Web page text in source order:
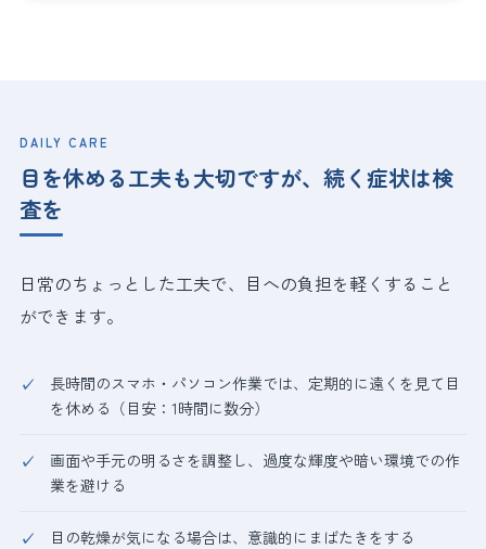
DAILY CARE
目を休める工夫も大切ですが、続く症状は検
査を
日常のちょっとした工夫で、目への負担を軽くすること
ができます。
長時間のスマホ・パソコン作業では、定期的に遠くを見て目
を休める（目安：1時間に数分）
画面や手元の明るさを調整し、過度な輝度や暗い環境での作
業を避ける
目の乾燥が気になる場合は、意識的にまばたきをする